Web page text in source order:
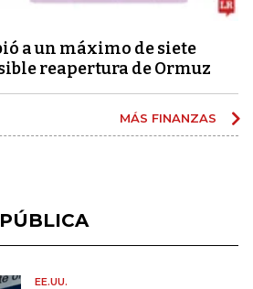
a un máximo de siete
reapertura de Ormuz
MÁS FINANZAS
EE.UU.